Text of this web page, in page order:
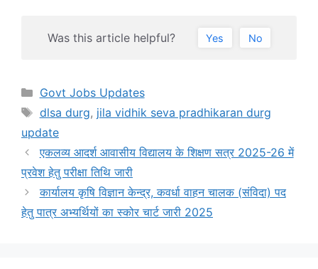
Was this article helpful? Yes No
Categories
Govt Jobs Updates
Tags
dlsa durg, jila vidhik seva pradhikaran durg
update
एकलव्य आदर्श आवासीय विद्यालय के शिक्षण सत्र 2025-26 में
प्रवेश हेतु परीक्षा तिथि जारी
कार्यालय कृषि विज्ञान केन्द्र, कवर्धा वाहन चालक (संविदा) पद
हेतु पात्र अभ्यर्थियों का स्कोर चार्ट जारी 2025